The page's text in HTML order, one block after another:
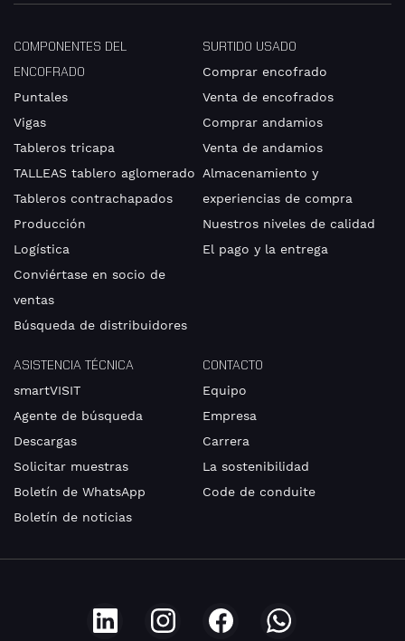
COMPONENTES DEL
ENCOFRADO
Puntales
Vigas
Tableros tricapa
TALLEAS tablero aglomerado
Tableros contrachapados
Producción
Logística
Conviértase en socio de
ventas
Búsqueda de distribuidores
SURTIDO USADO
Comprar encofrado
Venta de encofrados
Comprar andamios
Venta de andamios
Almacenamiento y
experiencias de compra
Nuestros niveles de calidad
El pago y la entrega
ASISTENCIA TÉCNICA
smartVISIT
Agente de búsqueda
Descargas
Solicitar muestras
Boletín de WhatsApp
Boletín de noticias
CONTACTO
Equipo
Empresa
Carrera
La sostenibilidad
Code de conduite